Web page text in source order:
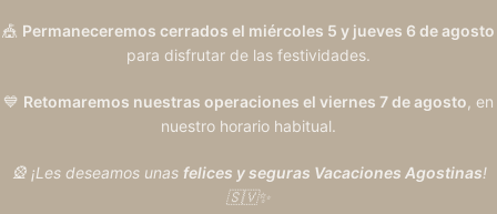
🎪 Permaneceremos cerrados el miércoles 5 y jueves 6 de agosto
para disfrutar de las festividades.
💙 Retomaremos nuestras operaciones el viernes 7 de agosto, en
nuestro horario habitual.
🎡 ¡Les deseamos unas felices y seguras Vacaciones Agostinas!
🇸🇻✨